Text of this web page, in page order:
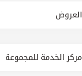
العروض
مركز الخدمة للمجموعة